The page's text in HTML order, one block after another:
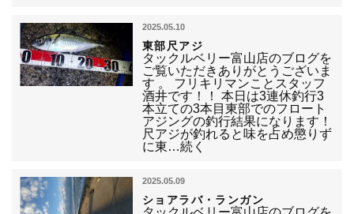
2025.05.10
東部尺アジ
タックルベリー富山店のブログを
ご覧いただきありがとうございま
す 。 フリキリマンことスタッフ
酒井です！！ 本日は3連休釣行3
本立ての3本目東部でのフロート
アジングの釣行結果になります！
尺アジが釣れると味を占め懲りず
に東…続く
2025.05.09
ショアラバ・ランガン